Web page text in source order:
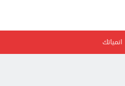
انمياتك